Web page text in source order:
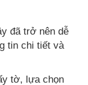
đã trở nên dễ
tin chi tiết và
tờ, lựa chọn